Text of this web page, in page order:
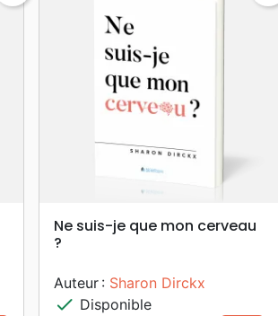
search APERÇU RAPIDE
Ne suis-je que mon cerveau
?
Auteur : Sharon Dirckx
check Disponible